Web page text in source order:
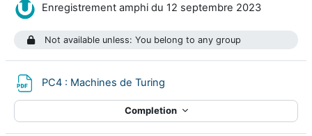
Enregistrement amphi du 12 septembre 2023Nudgis
Not available unless: You belong to any group
PC4 : Machines de Turing
Completion